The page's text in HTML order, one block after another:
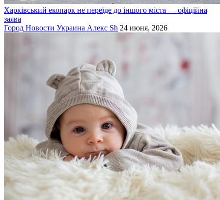
Харківський екопарк не переїде до іншого міста — офіційна
заява
Город Новости Украина Алекс Sh 24 июня, 2026